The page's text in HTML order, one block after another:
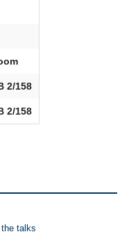
2/158
2/158
talks